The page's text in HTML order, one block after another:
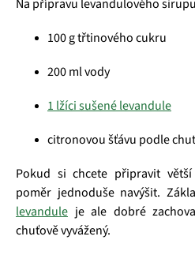
Na přípravu levandulového
100 g třtinového cukru
200 ml vody
1 lžíci sušené levandule
citronovou šťávu podle
Pokud si chcete připravit
poměr jednoduše navýšit.
levandule je ale dobré
chuťově vyvážený.